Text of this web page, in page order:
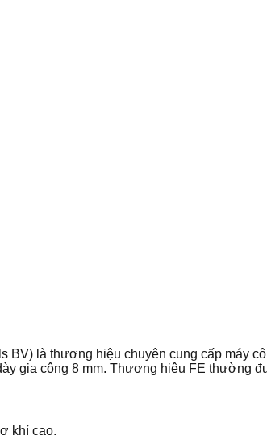
BV) là thương hiệu chuyên cung cấp máy
gia công 8 mm. Thương hiệu FE thường
khí cao.